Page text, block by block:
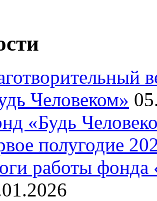
Человеком»
«Будь
полугодие
работы фонда